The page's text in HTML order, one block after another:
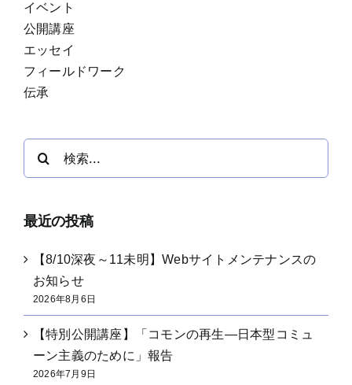
イベント
公開講座
エッセイ
フィールドワーク
伝承
最近の投稿
【8/10深夜～11未明】Webサイトメンテナンスの
お知らせ
2026年8月6日
【特別公開講座】「コモンの再生―日本型コミュ
ーン主義のために」報告
2026年7月9日